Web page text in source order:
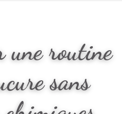
une routine
sans